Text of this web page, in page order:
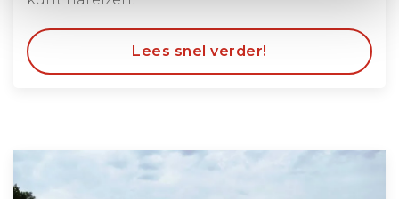
Lees snel verder!